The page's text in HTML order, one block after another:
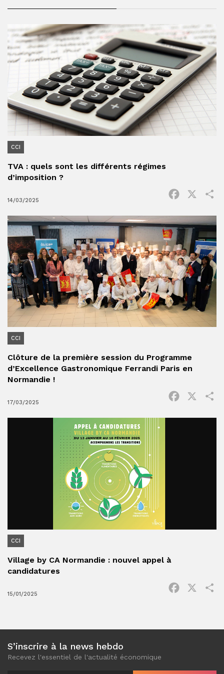
CCI
TVA : quels sont les différents régimes
d’imposition ?
14/03/2025
Facebook
CCI
Clôture de la première session du Programme
d’Excellence Gastronomique Ferrandi Paris en
Normandie !
17/03/2025
Facebook
CCI
Village by CA Normandie : nouvel appel à
candidatures
15/01/2025
Facebook
S’inscrire à la news hebdo
Recevez l'essentiel de l'actualité économique